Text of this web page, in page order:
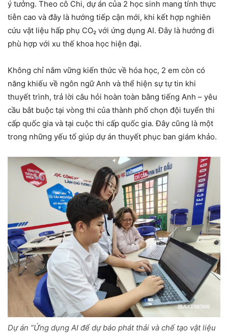
ý tưởng. Theo cô Chi, dự án của 2 học sinh mang tính thực
tiễn cao và đây là hướng tiếp cận mới, khi kết hợp nghiên
cứu vật liệu hấp phụ CO₂ với ứng dụng AI. Đây là hướng đi
phù hợp với xu thế khoa học hiện đại.
Không chỉ nắm vững kiến thức về hóa học, 2 em còn có
năng khiếu về ngôn ngữ Anh và thể hiện sự tự tin khi
thuyết trình, trả lời câu hỏi hoàn toàn bằng tiếng Anh – yêu
cầu bắt buộc tại vòng thi của thành phố chọn đội tuyển thi
cấp quốc gia và tại cuộc thi cấp quốc gia. Đây cũng là một
trong những yếu tố giúp dự án thuyết phục ban giám khảo.
Dự án “Ứng dụng AI để dự báo phát thải và chế tạo vật liệu